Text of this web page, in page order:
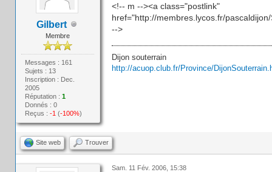
Gilbert
Membre
Messages : 161
Sujets : 13
Inscription : Dec.
2005
Réputation :1
Donnés : 0
Reçus :-1 (-100%)
<!-- m --><a class="postlink"
href="http://membres.lycos.fr/
-->
Dijon souterrain
http://acuop.club.fr/Province/
Site web Trouver
Sam. 11 Fév. 2006, 15:38